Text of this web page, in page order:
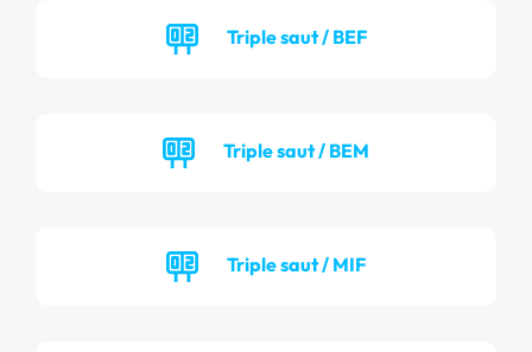
Triple saut / BEF
Triple saut / BEM
Triple saut / MIF